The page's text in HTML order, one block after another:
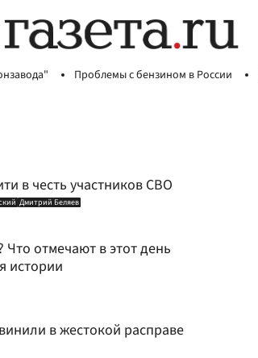
Проблемы с бензином в России
в честь участников СВО
Дмитрий Беляев
отмечают в этот день
истории
в жестокой расправе